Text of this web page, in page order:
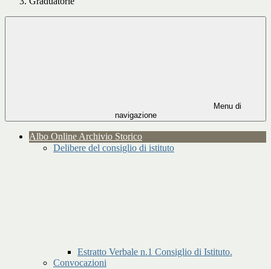
Menu di
navigazione
Albo Online Archivio Storico
Delibere del consiglio di istituto
Estratto Verbale n.1 Consiglio di Istituto.
Convocazioni